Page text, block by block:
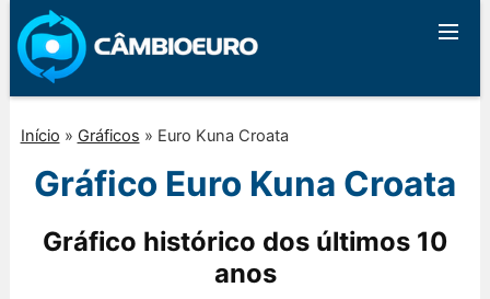
Início » Gráficos » Euro Kuna Croata
Gráfico Euro Kuna Croata
Gráfico histórico dos últimos 10
anos